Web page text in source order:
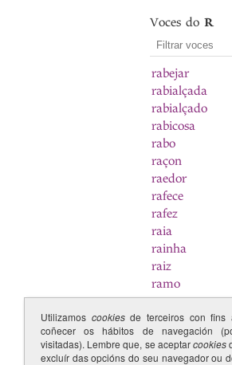
Voces do R
rabejar
rabialçada
rabialçado
rabicosa
rabo
raçon
raedor
rafece
rafez
raia
rainha
raiz
ramo
rancura
rancurada
rancurado
rancurar
Utilizamos cookiesde terceiros con fins
coñecer os hábitos de navegación
visitadas). Lembre que, se aceptarcookies
excluír das opcións do seu navegador ou